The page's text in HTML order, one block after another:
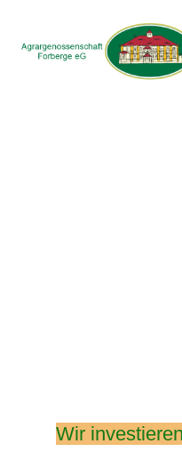
Wir